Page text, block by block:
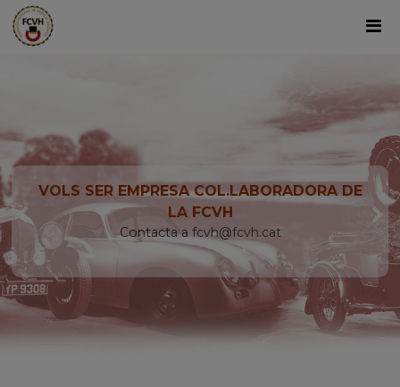
VOLS SER EMPRESA COL.LABORADORA DE
LA FCVH
Contacta a fcvh@fcvh.cat